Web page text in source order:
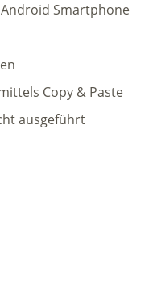
Smartphone
Copy & Paste
ausgeführt